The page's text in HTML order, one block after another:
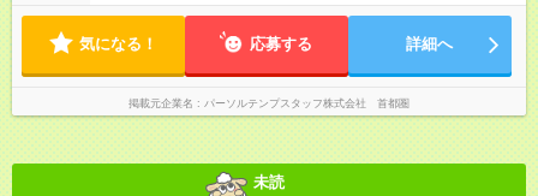
気になる！ 応募する 詳細へ
掲載元企業名 パーソルテンプスタッフ株式会社 首都圏
未読